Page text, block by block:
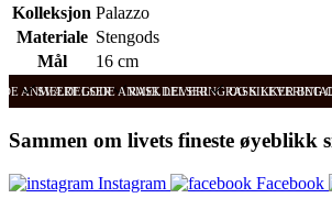
Kolleksjon Palazzo
Materiale Stengods
Mål
16 cm
ANMELDELSER RASK LEVERING OG SIKKER
SVÆRT GODE ANMELDELSER RASK LEVERING
Sammen om livets fineste øyeblikk
Instagram Facebook